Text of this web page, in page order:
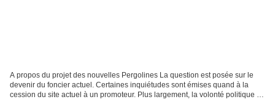
A propos du projet des nouvelles Pergolines La question est posée sur le
devenir du foncier actuel. Certaines inquiétudes sont émises quand à la
cession du site actuel à un promoteur. Plus largement, la volonté politique du